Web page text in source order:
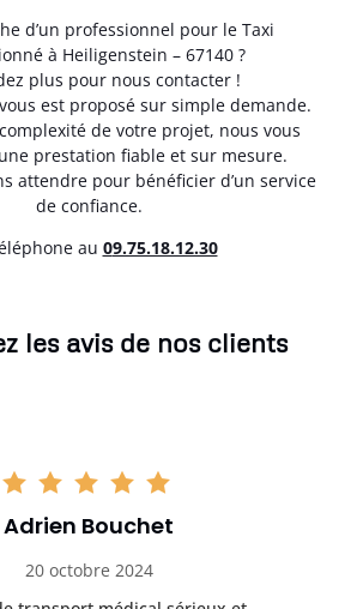
d’un professionnel pour le Taxi
à Heiligenstein – 67140 ?
plus pour nous contacter !
est proposé sur simple demande.
de votre projet, nous vous
prestation fiable et sur mesure.
attendre pour bénéficier d’un service
de confiance.
au 09.75.18.12.30
les avis de nos clients
Adrien Bouchet
20 octobre 2024